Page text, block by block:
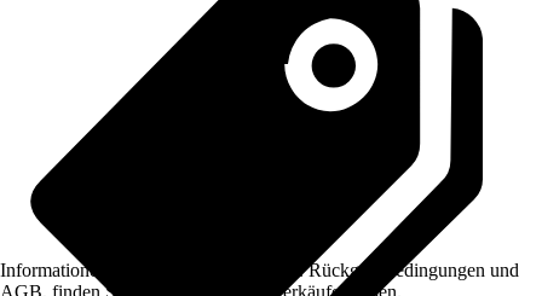
Informationen des Verkäufers, wie z. B. Rückgabebedingungen und
AGB, finden Sie bei Klick auf den Verkäufernamen.